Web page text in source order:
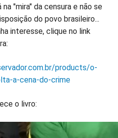
"mira" da censura e não se
do povo brasileiro...
interesse, clique no link
products/o-
a-cena-do-crime
o livro: